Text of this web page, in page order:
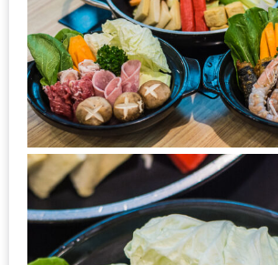
DISH
EVENT
ที่
ต้อง
ห้าม
พลาด
สำหรับ
ฤดู
หนาว
นี้